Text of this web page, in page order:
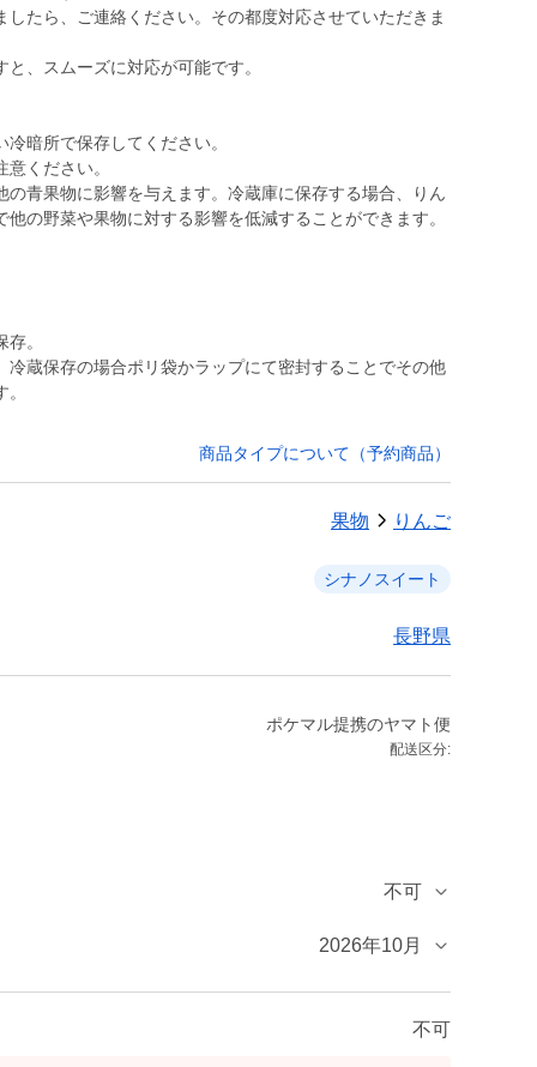
たら、ご連絡ください。その都度対応させていただきま
、スムーズに対応が可能です。
暗所で保存してください。
ください。
青果物に影響を与えます。冷蔵庫に保存する場合、りん
の野菜や果物に対する影響を低減することができます。
。
蔵保存の場合ポリ袋かラップにて密封することでその他
商品タイプについて（予約商品）
果物 りんご
シナノスイート
長野県
ポケマル提携のヤマト便
配送区分:
不可
2026年10月
不可